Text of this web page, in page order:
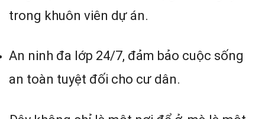
trong khuôn viên dự án.
An ninh đa lớp 24/7, đảm bảo cuộc sống
an toàn tuyệt đối cho cư dân.